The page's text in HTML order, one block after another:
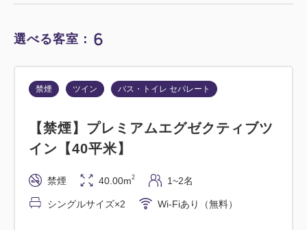
残り2室
【禁煙】スタンダードツイン【32平
米】
禁煙 バス・トイレ：ユニットバス
選べる客室： 6
禁煙 ツイン バス・トイレ セパレート
【禁煙】プレミアムエグゼクティブツ
イン【40平米】
禁煙 40.00m2 1~2名
シングルサイズ×2 Wi-Fiあり（無料）